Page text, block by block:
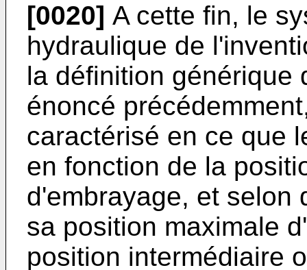
[0020] A cette fin, le
hydraulique de
la définition générique
énoncé
caractérisé en ce que
en fonction de la
d'embrayage, et selon
sa position maximale
position intermédiaire